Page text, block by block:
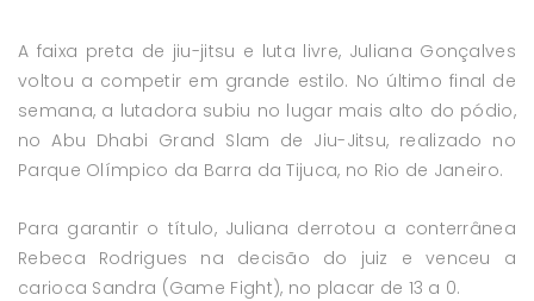
A faixa preta de jiu-jitsu e luta livre, Juliana Gonçalves
voltou a competir em grande estilo. No último final de
semana, a lutadora subiu no lugar mais alto do pódio,
no Abu Dhabi Grand Slam de Jiu-Jitsu, realizado no
Parque Olímpico da Barra da Tijuca, no Rio de Janeiro.
Para garantir o título, Juliana derrotou a conterrânea
Rebeca Rodrigues na decisão do juiz e venceu a
carioca Sandra (Game Fight), no placar de 13 a 0.